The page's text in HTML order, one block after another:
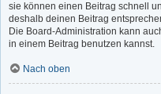
sie können einen Beitrag schnell
deshalb deinen Beitrag
Die Board-Administration kann
in einem Beitrag benutzen kannst.
Nach oben